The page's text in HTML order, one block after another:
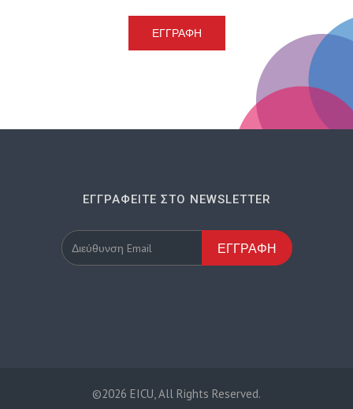
ΕΓΓΡΑΦΉ
ΕΓΓΡΑΦΕΊΤΕ ΣΤΟ NEWSLETTER
ΕΓΓΡΑΦΉ
©2026 EICU, All Rights Reserved.